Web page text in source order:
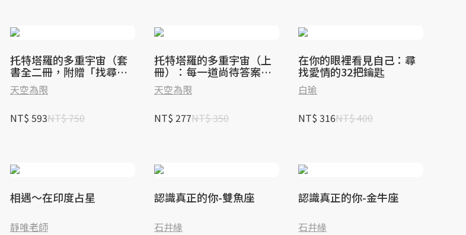
托特塔羅的多重宇宙（套
書全二冊，附贈「找尋答
案」筆記本）：每一道尚
待答案的問題，都是開啟
天空為限
NT$ 593NT$ 750
托特塔羅的多重宇宙（上
冊）：每一道尚待答案的
問題，都是開啟人生新頁
的鑰匙
天空為限
NT$ 277NT$ 350
在你的眼裡看見自己：尋
找愛情的32把鑰匙
白瑜
NT$ 316NT$ 400
相遇～在印度占星
靜唯老師
認識真正的你-雙魚座
石井緣
認識真正的你-金牛座
石井緣